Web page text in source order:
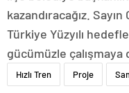
kazandıracağız.
Türkiye Yüzyılı
gücümüzle çalışmaya
Hızlı Tren Proje